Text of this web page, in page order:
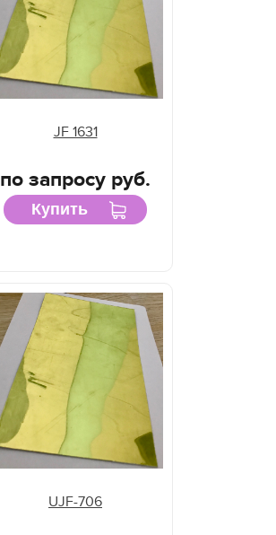
JF 1631
по запросу руб.
Купить
UJF-706